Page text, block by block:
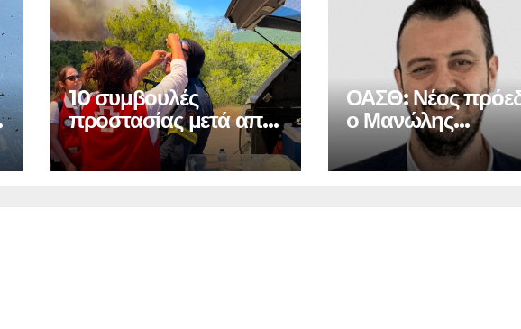
10 συμβουλές
προστασίας μετά από
πυρκαγιά
ΟΑΣΘ: Νέος
ο Μανώλης
Μπελιμπασάκης